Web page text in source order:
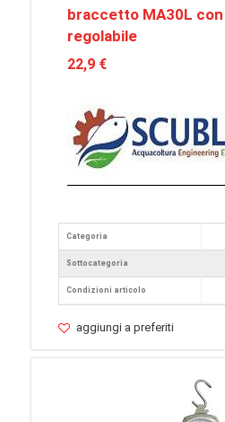
braccetto MA30L
regolabile
22,9 €
Categoria
Sottocategoria
Condizioni articolo
aggiungi a preferiti